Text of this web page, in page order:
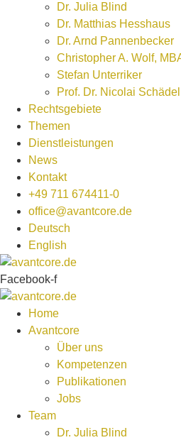
Dr. Julia Blind
Dr. Matthias Hesshaus
Dr. Arnd Pannenbecker
Christopher A. Wolf,
Stefan Unterriker
Prof. Dr. Nicolai
Rechtsgebiete
Themen
Dienstleistungen
News
Kontakt
+49 711 674411-0
office@avantcore.de
Deutsch
English
Facebook-f
Home
Avantcore
Über uns
Kompetenzen
Publikationen
Jobs
Team
Dr. Julia Blind